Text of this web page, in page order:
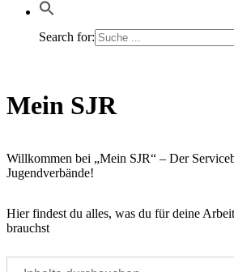
Search for:
Mein SJR
Willkommen bei „Mein SJR“ – Der
Jugendverbände!
Hier findest du alles, was du für deine
brauchst